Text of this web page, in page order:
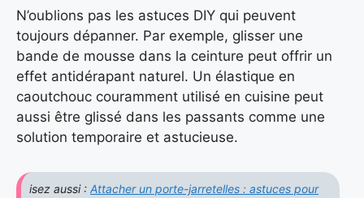
N’oublions pas les astuces DIY qui peuvent
toujours dépanner. Par exemple, glisser une
bande de mousse dans la ceinture peut offrir un
effet antidérapant naturel. Un élastique en
caoutchouc couramment utilisé en cuisine peut
aussi être glissé dans les passants comme une
solution temporaire et astucieuse.
isez aussi : Attacher un porte-jarretelles : astuces pour